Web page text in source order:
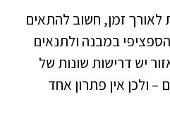
לאורך זמן, חשוב להתאים
במבנה ולתנאים
יש דרישות שונות של
– ולכן אין פתרון אחד